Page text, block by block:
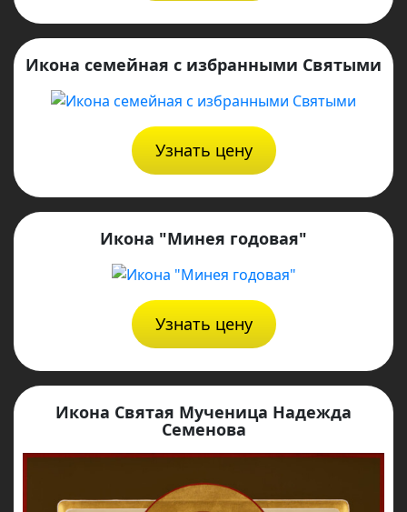
Икона семейная с избранными Святыми
Узнать цену
Икона "Минея годовая"
Узнать цену
Икона Святая Мученица Надежда
Семенова